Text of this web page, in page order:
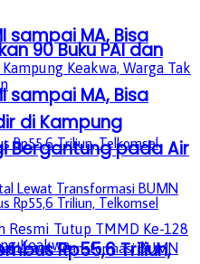
sampai MA, Bisa
Rp55,6 Triliun,
90 Buku PAI dan
sampai MA, Bisa
di Kampung
Bergantung pada Air